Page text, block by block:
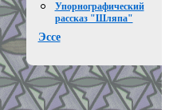
Упорнографический
рассказ "Шляпа"
Эссе